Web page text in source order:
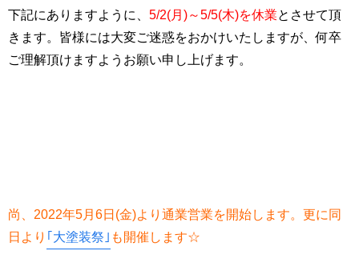
下記にありますように、 5/2(月)～5/5(木)を休業とさせて頂
きます。皆様には大変ご迷惑をおかけいたしますが、何卒
ご理解頂けますようお願い申し上げます。
尚、2022年5月6日(金)より通業営業を開始します。更に同
日より ｢大塗装祭｣ も開催します☆